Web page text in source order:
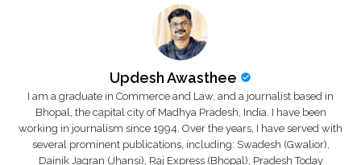
Updesh Awasthee
I am a graduate in Commerce and Law, and a journalist based in
Bhopal, the capital city of Madhya Pradesh, India. I have been
working in journalism since 1994. Over the years, I have served with
several prominent publications, including: Swadesh (Gwalior),
Dainik Jagran (Jhansi), Raj Express (Bhopal), Pradesh Today